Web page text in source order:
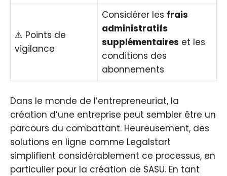
⚠️ Points de
vigilance
Considérer les frais
administratifs
supplémentaires et les
conditions des
abonnements
Dans le monde de l’entrepreneuriat, la
création d’une entreprise peut sembler être un
parcours du combattant. Heureusement, des
solutions en ligne comme Legalstart
simplifient considérablement ce processus, en
particulier pour la création de SASU. En tant